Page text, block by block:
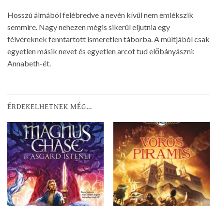
Hosszú álmából felébredve a nevén kívül nem emlékszik
semmire. Nagy nehezen mégis sikerül eljutnia egy
félvéreknek fenntartott ismeretlen táborba. A múltjából csak
egyetlen másik nevet és egyetlen arcot tud előbányászni:
Annabeth-ét.
ÉRDEKELHETNEK MÉG…